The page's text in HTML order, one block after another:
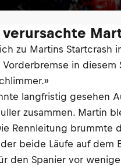
verursachte
zu Martins Startcrash
in
langfristig gesehen
zusammen. Martin
Rennleitung
beide Läufe auf
den Spanier vor